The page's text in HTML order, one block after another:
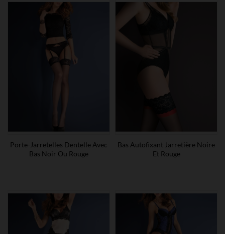
Porte-Jarretelles Dentelle Avec
Bas Noir Ou Rouge
Bas Autofixant Jarretière Noire
Et Rouge